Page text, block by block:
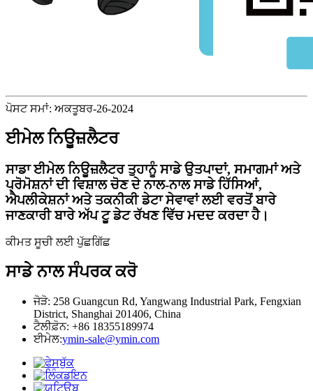
ਪੋਸਟ ਸਮਾਂ: ਅਕਤੂਬਰ-26-2024
ਈਮੇਲ ਨਿਊਜ਼ਲੈਟਰ
ਸਾਡਾ ਈਮੇਲ ਨਿਊਜ਼ਲੈਟਰ ਤੁਹਾਨੂੰ ਸਾਡੇ ਉਤਪਾਦਾਂ, ਸਮਾਗਮਾਂ ਅਤੇ
ਪ੍ਰੋਮੋਸ਼ਨਾਂ ਦੀ ਵਿਸ਼ਾਲ ਚੋਣ ਦੇ ਨਾਲ-ਨਾਲ ਸਾਡੇ ਹਿੱਸਿਆਂ,
ਐਪਲੀਕੇਸ਼ਨਾਂ ਅਤੇ ਤਕਨੀਕੀ ਡੇਟਾ ਸੇਵਾਵਾਂ ਲਈ ਵਰਤੋਂ ਬਾਰੇ
ਜਾਣਕਾਰੀ ਬਾਰੇ ਅੱਪ ਟੂ ਡੇਟ ਰੱਖਣ ਵਿੱਚ ਮਦਦ ਕਰਦਾ ਹੈ।
ਕੀਮਤ ਸੂਚੀ ਲਈ ਪੁੱਛਗਿੱਛ
ਸਾਡੇ ਨਾਲ ਸੰਪਰਕ ਕਰੋ
ਜੋੜੋ: 258 Guangcun Rd, Yangwang Industrial Park, Fengxian
District, Shanghai 201406, China
ਟੈਲੀਫ਼ੋਨ: +86 18355189974
ਈਮੇਲ:ymin-sale@ymin.com